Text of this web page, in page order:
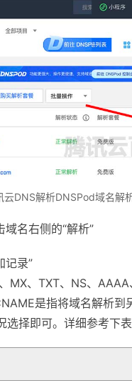
云DNS解析DNSPod域名解
名右侧的“解析”
记录”
MX、TXT、NS、
是指将域名解析
择即可。详细参考下表